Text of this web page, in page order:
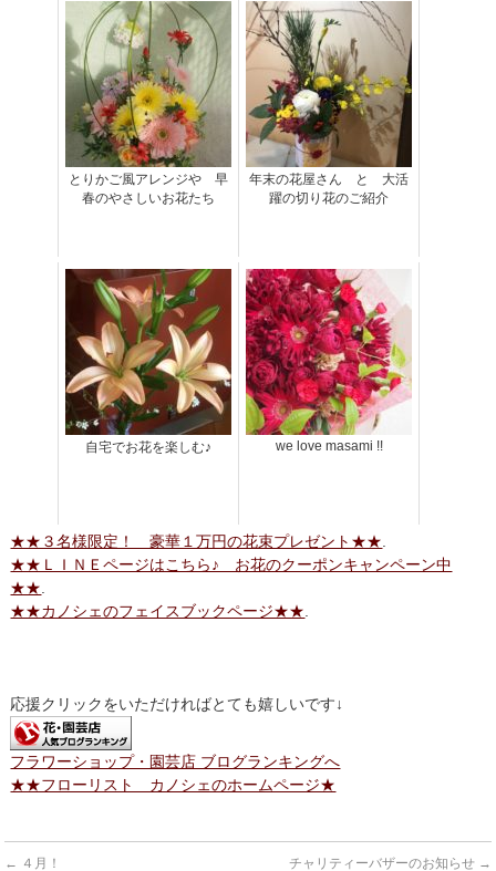
とりかご風アレンジや 早
春のやさしいお花たち
年末の花屋さん と 大活
躍の切り花のご紹介
自宅でお花を楽しむ♪ we love masami !!
★★３名様限定！ 豪華１万円の花束プレゼント★★.
★★ＬＩＮＥページはこちら♪ お花のクーポンキャンペーン中
★★.
★★カノシェのフェイスブックページ★★.
応援クリックをいただければとても嬉しいです↓
フラワーショップ・園芸店 ブログランキングへ
★★フローリスト カノシェのホームページ★
← ４月！ チャリティーバザーのお知らせ →